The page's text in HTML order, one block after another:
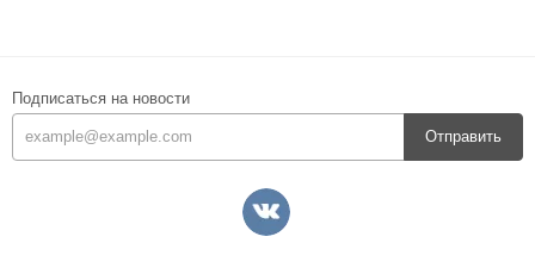
Подписаться на новости
Отправить